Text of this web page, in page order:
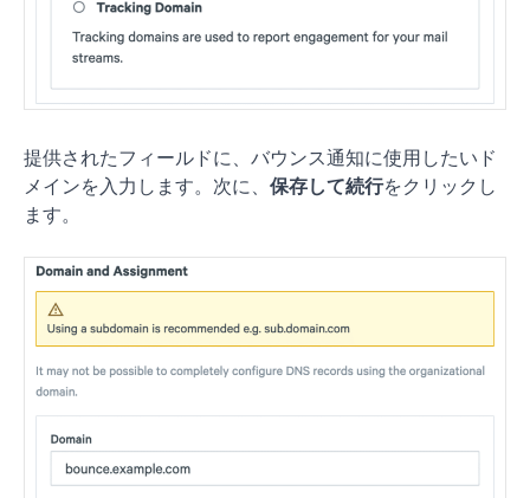
提供されたフィールドに、バウンス通知に使用したいド
メインを入力します。次に、 保存して続行をクリックし
ます。